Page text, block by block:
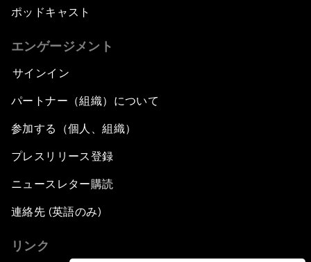
ポッドキャスト
エンゲージメント
サインイン
パートナー（組織）について
参加する（個人、組織）
プレスリリース登録
ニュースレター購読
連絡先 (英語のみ)
リンク